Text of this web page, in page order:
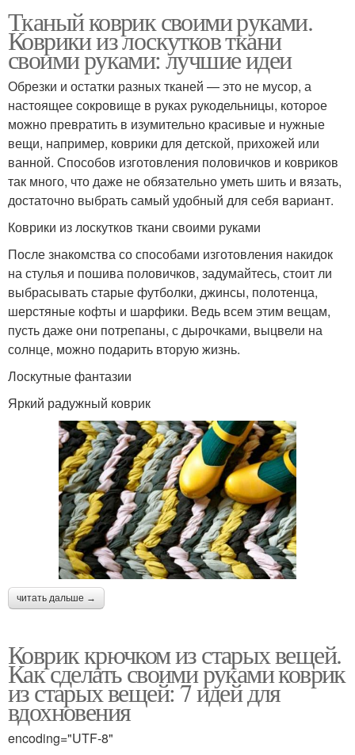
Тканый коврик своими руками.
Коврики из лоскутков ткани
своими руками: лучшие идеи
Обрезки и остатки разных тканей — это не мусор, а
настоящее сокровище в руках рукодельницы, которое
можно превратить в изумительно красивые и нужные
вещи, например, коврики для детской, прихожей или
ванной. Способов изготовления половичков и ковриков
так много, что даже не обязательно уметь шить и вязать,
достаточно выбрать самый удобный для себя вариант.
Коврики из лоскутков ткани своими руками
После знакомства со способами изготовления накидок
на стулья и пошива половичков, задумайтесь, стоит ли
выбрасывать старые футболки, джинсы, полотенца,
шерстяные кофты и шарфики. Ведь всем этим вещам,
пусть даже они потрепаны, с дырочками, выцвели на
солнце, можно подарить вторую жизнь.
Лоскутные фантазии
Яркий радужный коврик
читать дальше →
Коврик крючком из старых вещей.
Как сделать своими руками коврик
из старых вещей: 7 идей для
вдохновения
encoding="UTF-8"